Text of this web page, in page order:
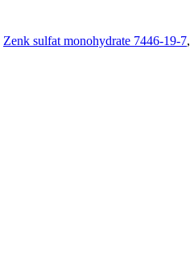
Zenk sulfat monohydrate 7446-19-7,